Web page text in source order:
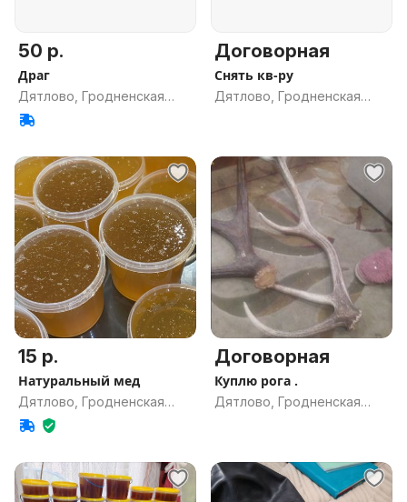
50 р.
Драг
Дятлово, Гродненская
обл.
Договорная
Снять кв-ру
Дятлово, Гродненская
15 р.
Натуральный мед
Дятлово, Гродненская
обл.
Договорная
Куплю рога .
Дятлово, Гродненская